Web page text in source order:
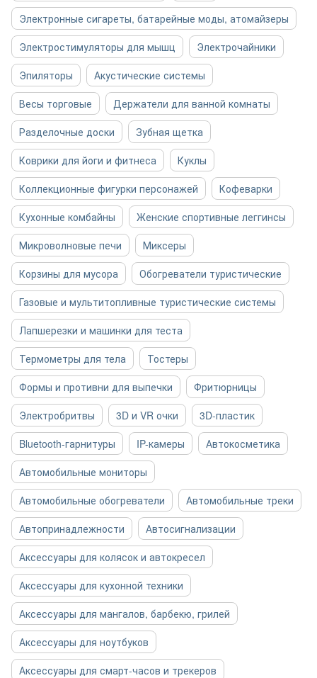
Электронные сигареты, батарейные моды, атомайзеры
Электростимуляторы для мышц
Электрочайники
Эпиляторы
Акустические системы
Весы торговые
Держатели для ванной комнаты
Разделочные доски
Зубная щетка
Коврики для йоги и фитнеса
Куклы
Коллекционные фигурки персонажей
Кофеварки
Кухонные комбайны
Женские спортивные леггинсы
Микроволновые печи
Миксеры
Корзины для мусора
Обогреватели туристические
Газовые и мультитопливные туристические системы
Лапшерезки и машинки для теста
Термометры для тела
Тостеры
Формы и противни для выпечки
Фритюрницы
Электробритвы
3D и VR очки
3D-пластик
Bluetooth-гарнитуры
IP-камеры
Автокосметика
Автомобильные мониторы
Автомобильные обогреватели
Автомобильные треки
Автопринадлежности
Автосигнализации
Аксессуары для колясок и автокресел
Аксессуары для кухонной техники
Аксессуары для мангалов, барбекю, грилей
Аксессуары для ноутбуков
Аксессуары для смарт-часов и трекеров